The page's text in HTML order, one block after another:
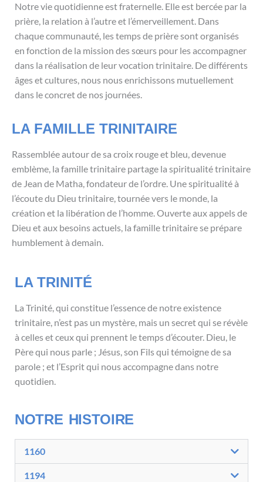
Notre vie quotidienne est fraternelle. Elle est bercée par la
prière, la relation à l’autre et l’émerveillement. Dans
chaque communauté, les temps de prière sont organisés
en fonction de la mission des sœurs pour les accompagner
dans la réalisation de leur vocation trinitaire. De différents
âges et cultures, nous nous enrichissons mutuellement
dans le concret de nos journées.
LA FAMILLE TRINITAIRE
Rassemblée autour de sa croix rouge et bleu, devenue
emblème, la famille trinitaire partage la spiritualité trinitaire
de Jean de Matha, fondateur de l’ordre. Une spiritualité à
l’écoute du Dieu trinitaire, tournée vers le monde, la
création et la libération de l’homme. Ouverte aux appels de
Dieu et aux besoins actuels, la famille trinitaire se prépare
humblement à demain.
LA TRINITÉ
La Trinité, qui constitue l’essence de notre existence
trinitaire, n’est pas un mystère, mais un secret qui se révèle
à celles et ceux qui prennent le temps d’écouter. Dieu, le
Père qui nous parle ; Jésus, son Fils qui témoigne de sa
parole ; et l’Esprit qui nous accompagne dans notre
quotidien.
NOTRE HISTOIRE
1160
1194